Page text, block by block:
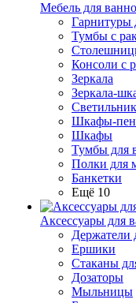
Мебель для
Гарнитуры
Тумбы с
Консоли с
Зеркала
Зеркала-
Шкафы-
Шкафы
Тумбы для
Полки для
Банкетки
Ещё 10
Аксессуары для
Держатели
Ершики
Стаканы
Дозаторы
Мыльницы